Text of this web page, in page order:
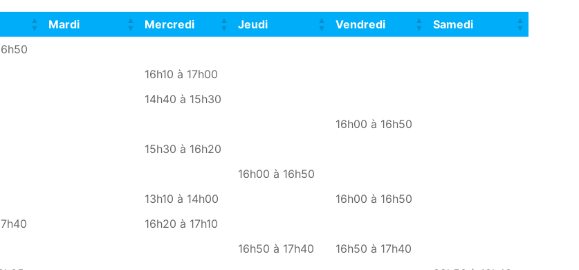
Mardi Mercredi Jeudi Vendredi
Samedi
16h10 à 17h00
14h40 à 15h30
16h00 à 16h50
15h30 à 16h20
16h00 à 16h50
13h10 à 14h00
16h00 à 16h50
16h20 à 17h10
16h50 à 17h40
16h50 à 17h40